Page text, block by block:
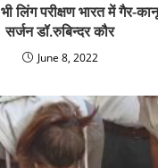
लिंग परीक्षण भारत में गैर-
सर्जन डॉ.रुबिन्दर कौर
June 8, 2022